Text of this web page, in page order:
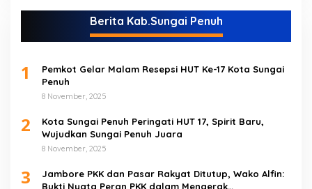
Berita Kab.Sungai Penuh
1
Pemkot Gelar Malam Resepsi HUT Ke-17 Kota Sungai
Penuh
8 November, 2025
2
Kota Sungai Penuh Peringati HUT 17, Spirit Baru,
Wujudkan Sungai Penuh Juara
8 November, 2025
3
Jambore PKK dan Pasar Rakyat Ditutup, Wako Alfin:
Bukti Nyata Peran PKK dalam Mengerak